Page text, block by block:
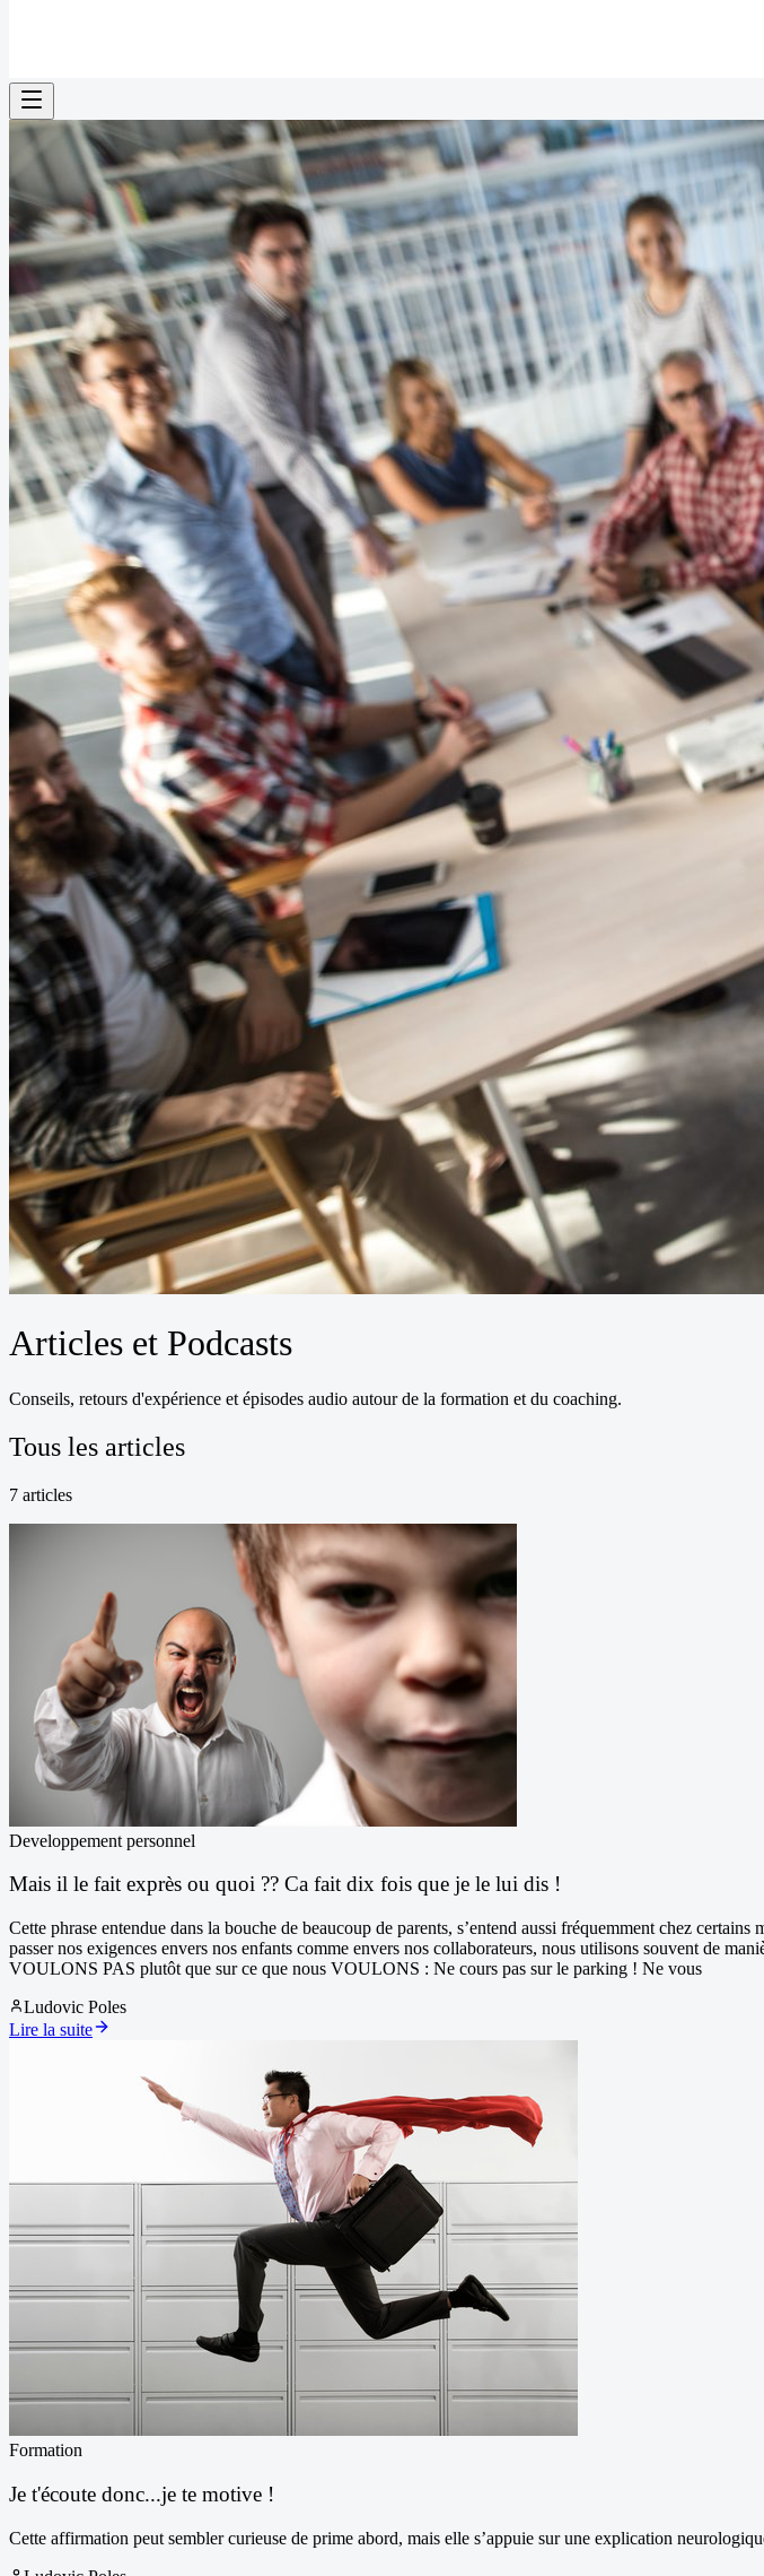
Articles et Podcasts
Conseils, retours d'expérience et épisodes audio autour de la formation et du coaching.
Tous les articles
7 articles
Developpement personnel
Mais il le fait exprès ou quoi ?? Ca fait dix fois que je le lui dis !
Cette phrase entendue dans la bouche de beaucoup de parents, s’entend aussi fréquemment chez
passer nos exigences envers nos enfants comme envers nos collaborateurs, nous utilisons souvent de
VOULONS PAS plutôt que sur ce que nous VOULONS : Ne cours pas sur le parking ! Ne vous
Ludovic Poles
Lire la suite
Formation
Je t'écoute donc...je te motive !
Cette affirmation peut sembler curieuse de prime abord, mais elle s’appuie sur une explication